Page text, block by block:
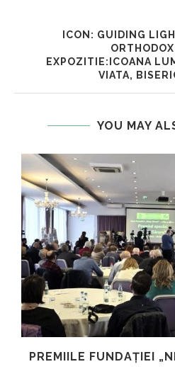
ICON: GUIDING
EXPOZITIE:ICOANA
VIATA,
YOU MAY
PREMIILE FUNDAȚIEI